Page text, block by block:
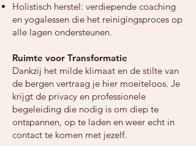
Holistisch herstel: verdiepende coaching
en yogalessen die het reinigingsproces op
alle lagen ondersteunen.
Ruimte voor Transformatie
Dankzij het milde klimaat en de stilte van
de bergen vertraag je hier moeiteloos. Je
krijgt de privacy en professionele
begeleiding die nodig is om diep te
ontspannen, op te laden en weer echt in
contact te komen met jezelf.